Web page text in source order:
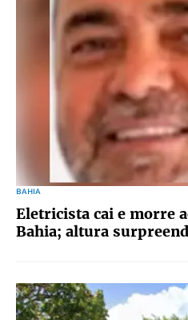
BAHIA
Eletricista cai e morre
Bahia; altura